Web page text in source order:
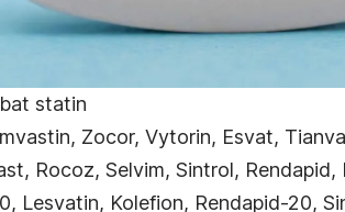
statin
Zocor, Vytorin, Esvat,
Rocoz, Selvim, Sintrol,
Lesvatin, Kolefion, Rendapid-20,